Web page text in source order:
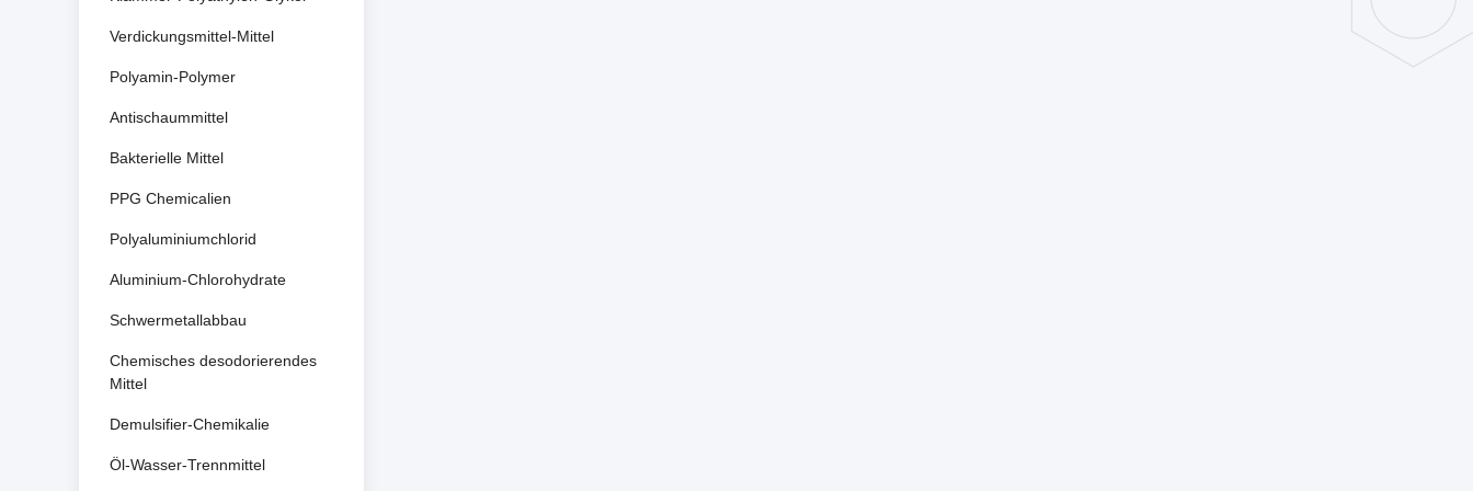
Verdickungsmittel-Mittel
Polyamin-Polymer
Antischaummittel
Bakterielle Mittel
PPG Chemicalien
Polyaluminiumchlorid
Aluminium-Chlorohydrate
Schwermetallabbau
Chemisches desodorierendes
Mittel
Demulsifier-Chemikalie
Öl-Wasser-Trennmittel